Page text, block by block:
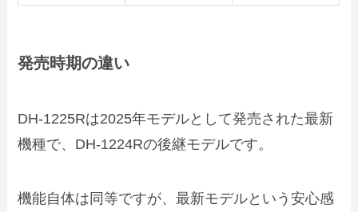
発売時期の違い
DH‑1225Rは2025年モデルとして発売された最新
機種で、DH‑1224Rの後継モデルです。
機能自体は同等ですが、最新モデルという安心感